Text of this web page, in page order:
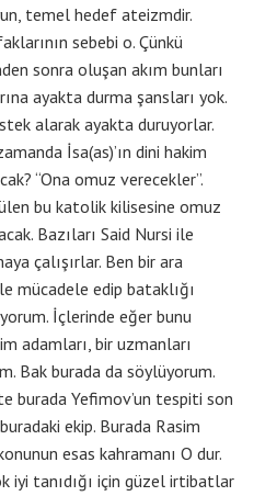
temel hedef ateizmdir.
sebebi o. Çünkü
sonra oluşan akım bunları
ayakta durma şansları yok.
alarak ayakta duruyorlar.
İsa(as)’ın dini hakim
“Ona omuz verecekler”.
bu katolik kilisesine omuz
Bazıları Said Nursi ile
çalışırlar. Ben bir ara
mücadele edip bataklığı
İçlerinde eğer bunu
adamları, bir uzmanları
Bak burada da söylüyorum.
burada Yefimov’un tespiti son
ekip. Burada Rasim
esas kahramanı O dur.
iyi tanıdığı için güzel irtibatlar